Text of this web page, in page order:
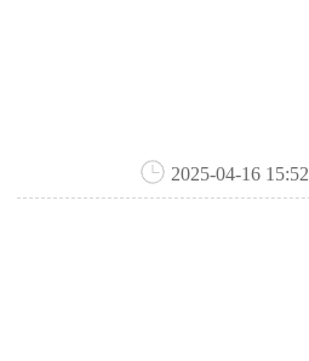
2025-04-16 15:52